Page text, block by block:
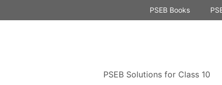
to
PSEB Books
PSEB Solutions for Class 10